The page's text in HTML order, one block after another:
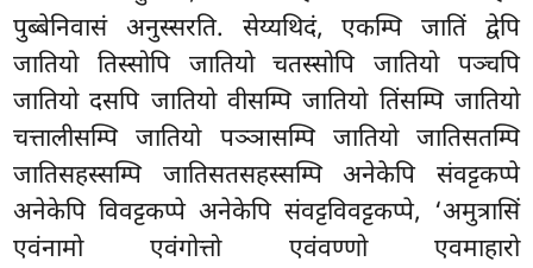
पुब्बेनिवासं अनुस्सरति. सेय्यथिदं, एकम्पि जातिं द्वेपि
जातियो तिस्सोपि जातियो चतस्सोपि जातियो पञ्चपि
जातियो दसपि जातियो वीसम्पि जातियो तिंसम्पि जातियो
चत्तालीसम्पिजातियो पञ्ञासम्पि जातियो जातिसतम्पि
जातिसहस्सम्पि जातिसतसहस्सम्पि अनेकेपि संवट्टकप्पे
अनेकेपि विवट्टकप्पे अनेकेपि संवट्टविवट्टकप्पे, ‘अमुत्रासिं
एवंनामो एवंगोत्तो एवंवण्णो एवमाहारो